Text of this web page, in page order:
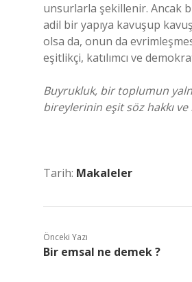
unsurlarla şekillenir. Ancak
adil bir yapıya kavuşup
olsa da, onun da
eşitlikçi, katılımcı ve
Buyrukluk, bir toplumun
bireylerinin eşit söz hakkı ve
Tarih: Makaleler
Önceki Yazı
Bir emsal ne demek ?